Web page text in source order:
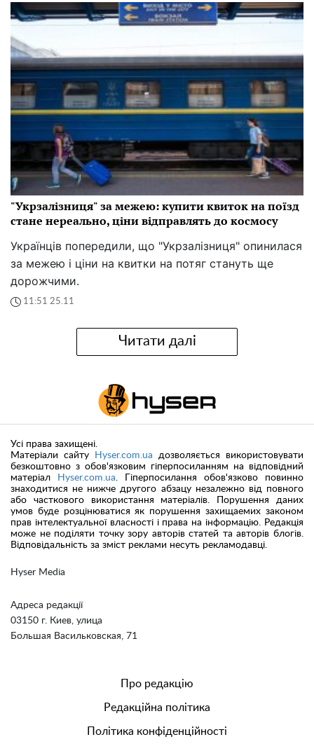
"Укрзалізниця" за межею: купити квиток на поїзд
стане нереально, ціни відправлять до космосу
Українців попередили, що "Укрзалізниця" опинилася
за межею і ціни на квитки на потяг стануть ще
дорожчими.
11:51 25.11
Читати далі
Hyser Media
Адреса редакції
03150 г. Киев, улица
Большая Васильковская, 71
Усі права захищені.
Матеріали сайту
Hyser.com.ua дозволяється використовувати
безкоштовно з обов'язковим гіперпосиланням на відповідний
матеріал
Hyser.com.ua . Гіперпосилання обов'язково повинно
знаходитися не нижче другого абзацу незалежно від повного
або часткового використання матеріалів. Порушення даних
умов буде розцінюватися як порушення захищаемих законом
прав інтелектуальної власності і права на інформацію. Редакція
може не поділяти точку зору авторів статей та авторів блогів.
Відповідальність за зміст реклами несуть рекламодавці.
Про редакцію
Редакційна політика
Політика конфіденційності